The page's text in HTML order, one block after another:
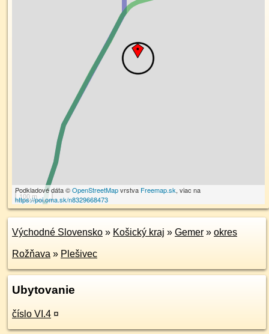
100 m
Podkladové dáta ©OpenStreetMapvrstva Freemap.sk, viac na
https://poi.oma.sk/n8329668473
Východné Slovensko » Košický kraj » Gemer » okres
Rožňava » Plešivec
Ubytovanie
číslo VI.4 ¤